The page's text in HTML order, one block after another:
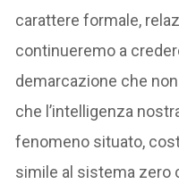
carattere formale,
continueremo a
demarcazione che
che l’intelligenza
fenomeno situato,
simile al sistema zero